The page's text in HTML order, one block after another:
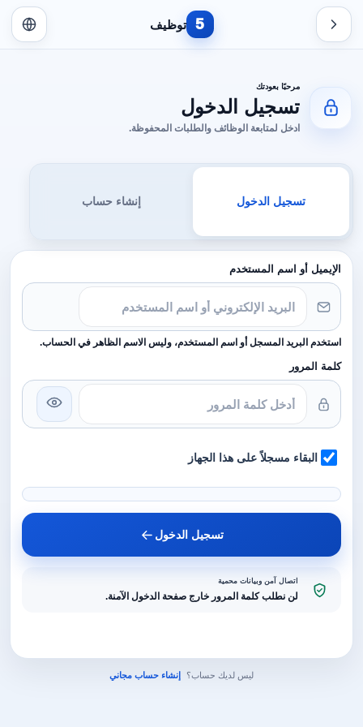
5 توظيف
مرحبًا بعودتك
تسجيل الدخول
ادخل لمتابعة الوظائف والطلبات المحفوظة.
تسجيل الدخول إنشاء حساب
الإيميل أو اسم المستخدم
استخدم البريد المسجل أو اسم المستخدم، وليس الاسم الظاهر في الحساب.
كلمة المرور
البقاء مسجلاً على هذا الجهاز
تسجيل الدخول
اتصال آمن وبيانات محمية
لن نطلب كلمة المرور خارج صفحة الدخول الآمنة.
ليس لديك حساب؟ إنشاء حساب مجاني